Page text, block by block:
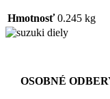
Hmotnosť 0.245 kg
OSOBNÉ